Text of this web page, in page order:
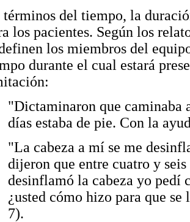
términos del tiempo, la
los pacientes. Según los
los miembros del
durante el cual estará
"Dictaminaron que caminaba
días estaba de pie. Con la
"La cabeza a mí se me
dijeron que entre cuatro y
desinflamó la cabeza yo pedí
¿usted cómo hizo para que
7).